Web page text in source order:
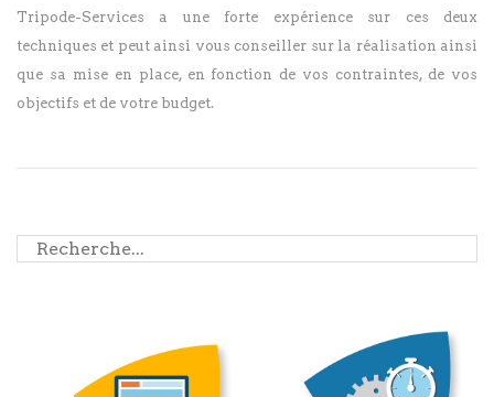
Tripode-Services a une forte expérience sur ces deux
techniques et peut ainsi vous conseiller sur la réalisation ainsi
que sa mise en place, en fonction de vos contraintes, de vos
objectifs et de votre budget.